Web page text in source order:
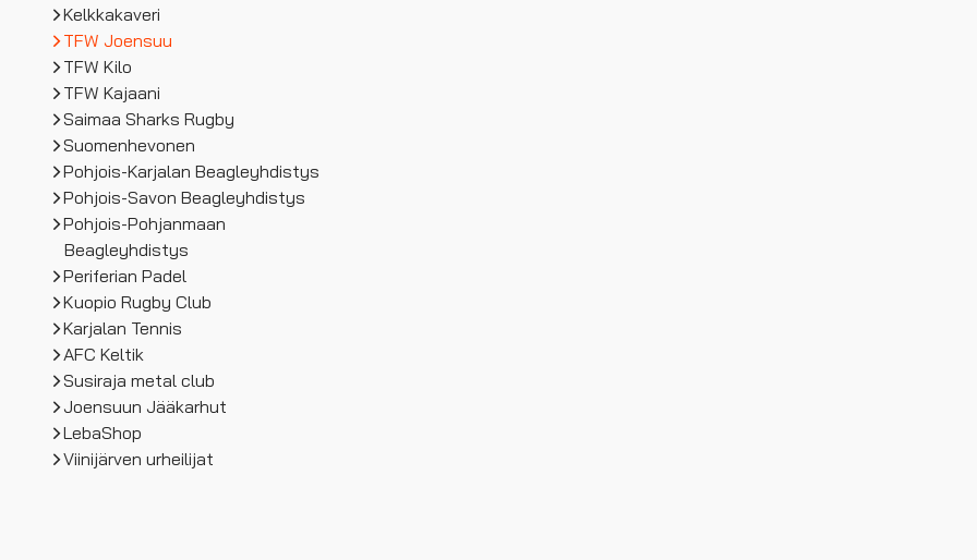
Kelkkakaveri
TFW Joensuu
TFW Kilo
TFW Kajaani
Saimaa Sharks Rugby
Suomenhevonen
Pohjois-Karjalan Beagleyhdistys
Pohjois-Savon Beagleyhdistys
Pohjois-Pohjanmaan
Beagleyhdistys
Periferian Padel
Kuopio Rugby Club
Karjalan Tennis
AFC Keltik
Susiraja metal club
Joensuun Jääkarhut
LebaShop
Viinijärven urheilijat